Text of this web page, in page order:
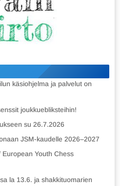
käsiohjelma ja palvelut on
joukkuebliksteihin!
su 26.7.2026
JSM-kaudelle 2026–2027
Youth Chess
la 13.6. ja shakkituomarien